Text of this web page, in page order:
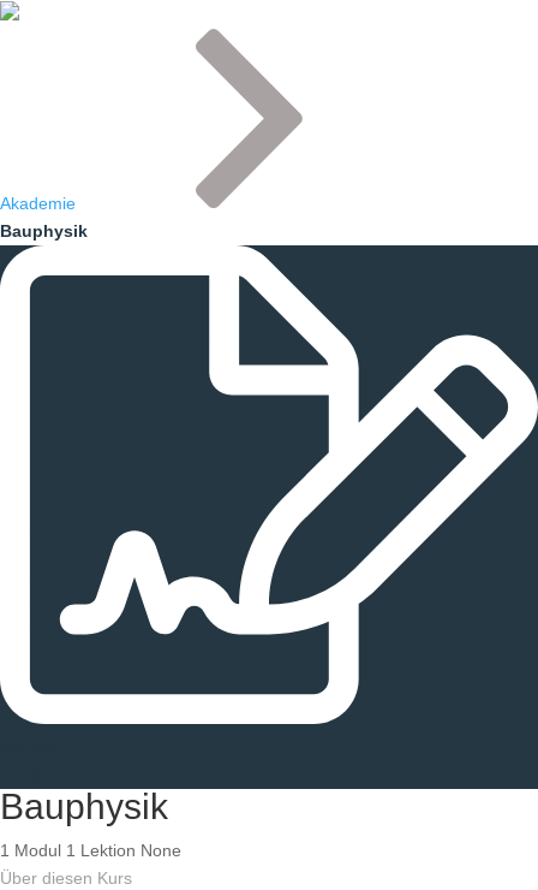
Akademie
Bauphysik
Bauphysik
1 Modul 1 Lektion None
Über diesen Kurs